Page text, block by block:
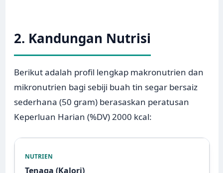
2. Kandungan Nutrisi
Berikut adalah profil lengkap makronutrien dan
mikronutrien bagi sebiji buah tin segar bersaiz
sederhana (50 gram) berasaskan peratusan
Keperluan Harian (%DV) 2000 kcal:
Tenaga (Kalori)